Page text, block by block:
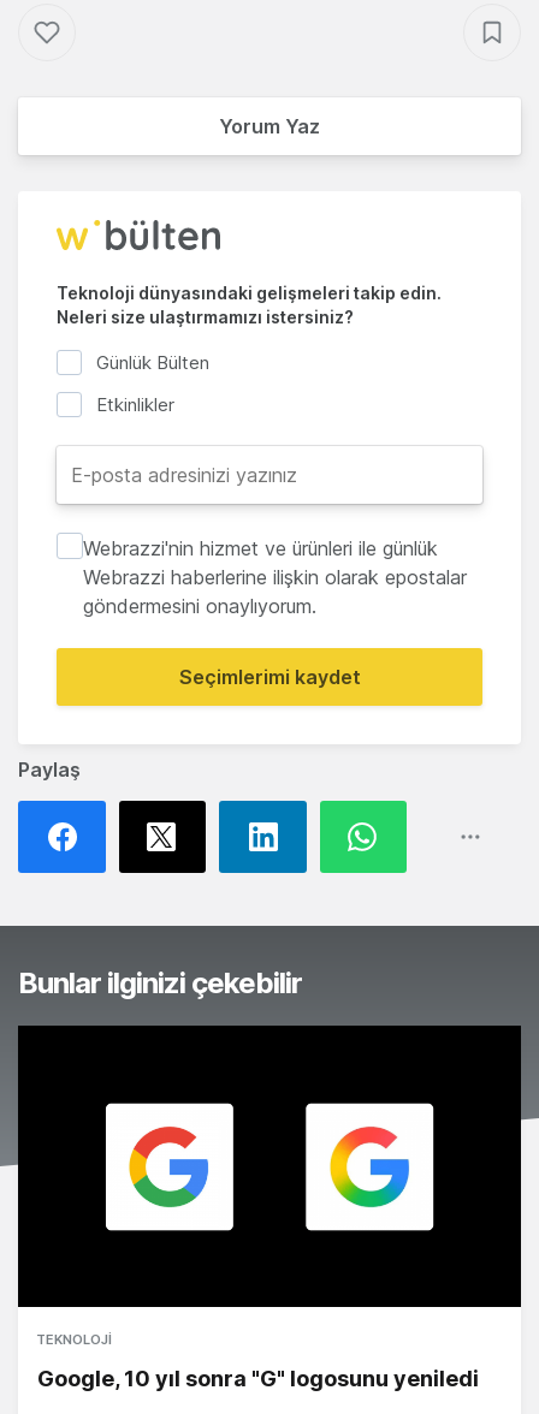
Paylaş
Yorum Yaz
Teknoloji dünyasındaki gelişmeleri takip edin.
Neleri size ulaştırmamızı istersiniz?
Günlük Bülten
Etkinlikler
Webrazzi'nin hizmet ve ürünleri ile günlük
Webrazzi haberlerine ilişkin olarak epostalar
göndermesini onaylıyorum.
Seçimlerimi kaydet
Bunlar ilginizi çekebilir
TEKNOLOJI
Google, 10 yıl sonra "G" logosunu yeniledi